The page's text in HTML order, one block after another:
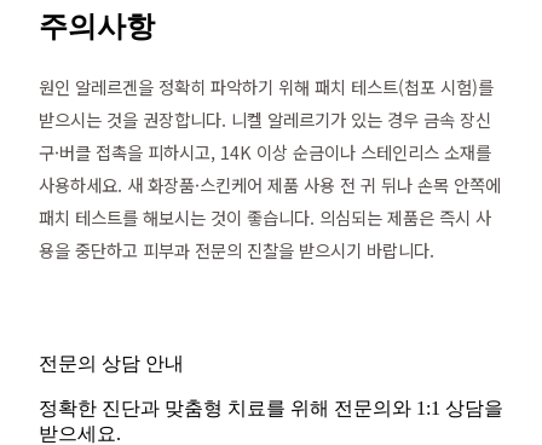
주의사항
원인 알레르겐을 정확히 파악하기 위해 패치 테스트(첩포 시험)를
받으시는 것을 권장합니다. 니켈 알레르기가 있는 경우 금속 장신
구·버클 접촉을 피하시고, 14K 이상 순금이나 스테인리스 소재를
사용하세요. 새 화장품·스킨케어 제품 사용 전 귀 뒤나 손목 안쪽에
패치 테스트를 해보시는 것이 좋습니다. 의심되는 제품은 즉시 사
용을 중단하고 피부과 전문의 진찰을 받으시기 바랍니다.
전문의 상담 안내
정확한 진단과 맞춤형 치료를 위해 전문의와 1:1 상담을
받으세요.